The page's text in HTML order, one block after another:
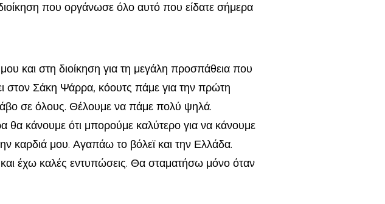
που οργάνωσε όλο αυτό που είδατε σήμερα
και στη διοίκηση για τη μεγάλη προσπάθεια που
στον Σάκη Ψάρρα, κόουτς πάμε για την πρώτη
σε όλους. Θέλουμε να πάμε πολύ ψηλά.
κάνουμε ότι μπορούμε καλύτερο για να κάνουμε
καρδιά μου. Αγαπάω το βόλεϊ και την Ελλάδα.
έχω καλές εντυπώσεις. Θα σταματήσω μόνο όταν